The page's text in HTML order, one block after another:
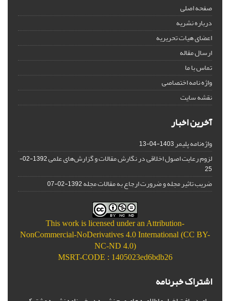
صفحه اصلی
درباره نشریه
اعضای هیات تحریریه
ارسال مقاله
تماس با ما
واژه نامه اختصاصی
نقشه سایت
آخرین اخبار
واژه‌نامه پلیمر1403-04-13
لزوم رعایت اصول اخلاقی در نگارش مقالات و گزارش‌‌های علمی
1392-02-
25
ضریب تاثیر مجله و ضرورت ارجاع به مقالات مجله1392-02-07
This work is licensed under an Attribution-
NonCommercial-NoDerivatives 4.0 International (CC BY-
NC-ND 4.0)
MSRT-CODE : 1405023ed6bdb26
اشتراک خبرنامه